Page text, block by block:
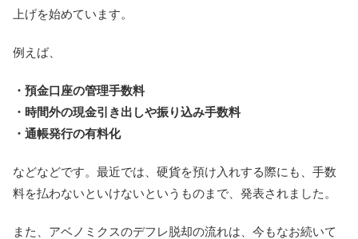
上げを始めています。
例えば、
・預金口座の管理手数料
・時間外の現金引き出しや振り込み手数料
・通帳発行の有料化
などなどです。最近では、硬貨を預け入れする際にも、手数
料を払わないといけないというものまで、発表されました。
また、アベノミクスのデフレ脱却の流れは、今もなお続いて